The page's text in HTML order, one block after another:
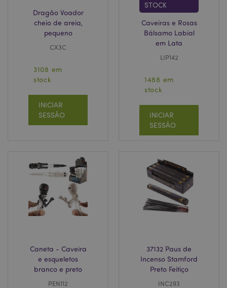
Dragão Voador
cheio de areia,
pequeno
CX3C
3108 em
stock
INICIAR
SESSÃO
STOCK
Caveiras e Rosas
Bálsamo Labial
em Lata
LIP142
1488 em
stock
INICIAR
SESSÃO
Caneta - Caveira
e esqueletos
branco e preto
PEN112
37132 Paus de
Incenso Stamford
Preto Feitiço
INC293